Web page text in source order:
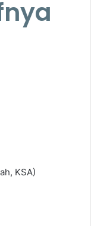
KSA)